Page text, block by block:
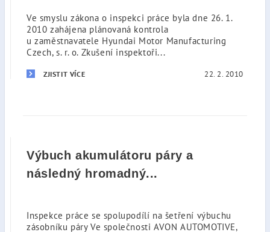
Ve smyslu zákona o inspekci práce byla dne 26. 1.
2010 zahájena plánovaná kontrola
u zaměstnavatele Hyundai Motor Manufacturing
Czech, s. r. o. Zkušení inspektoři...
ZJISTIT VÍCE 22. 2. 2010
Výbuch akumulátoru páry a
následný hromadný...
Inspekce práce se spolupodílí na šetření výbuchu
zásobníku páry Ve společnosti AVON AUTOMOTIVE,